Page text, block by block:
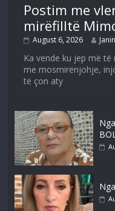
Postim me
mirëfilltë
August 6, 2026
Ka vende ku jep më
me mosmirënjohje,
të çon aty